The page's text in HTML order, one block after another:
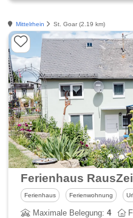
Mittelrhein St. Goar (2.19 km)
Ferienhaus
Ferienhaus Ferienwohnung
Maximale Belegung:4